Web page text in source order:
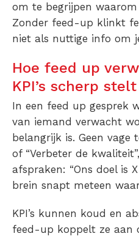
om te begrijpen
Zonder feed-up klinkt
niet als nuttige info om
Hoe feed up
KPI’s scherp stelt
In een feed up gesprek
van iemand verwacht
belangrijk is. Geen vage
of “Verbeter de
afspraken: “Ons doel is
brein snapt meteen
KPI’s kunnen koud en
feed-up koppelt ze aan